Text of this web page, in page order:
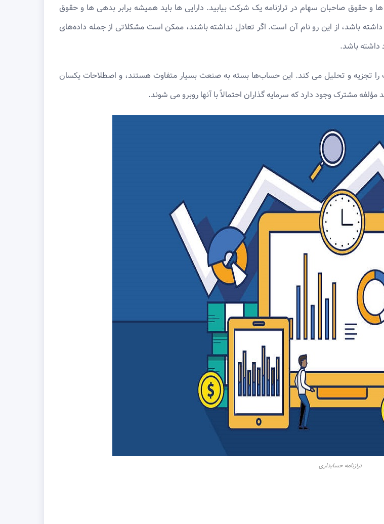
ها و حقوق صاحبان سهام در ترازنامه یک شرکت بیابید. دارایی ها باید همیشه برابر بدهی ها و حقوق
باشد، از این رو نام آن است. اگر تعادل نداشته باشند، ممکن است مشکلاتی از جمله داده‌های
داشته باشد.
و تحلیل می کند. این حساب‌ها بسته به صنعت بسیار متفاوت هستند، و اصطلاحات یکسان
مشترک وجود دارد که سرمایه گذاران احتمالاً با آنها روبرو می شوند.
ترازنامه حسابداری